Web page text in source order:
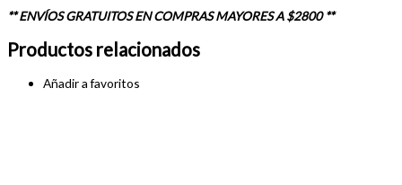
** ENVÍOS GRATUITOS EN COMPRAS MAYORES A $2800 **
Productos relacionados
Añadir a favoritos